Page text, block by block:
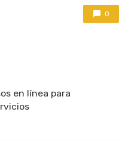
0
en línea para